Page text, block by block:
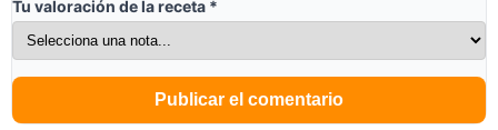
Tu valoración de la receta *